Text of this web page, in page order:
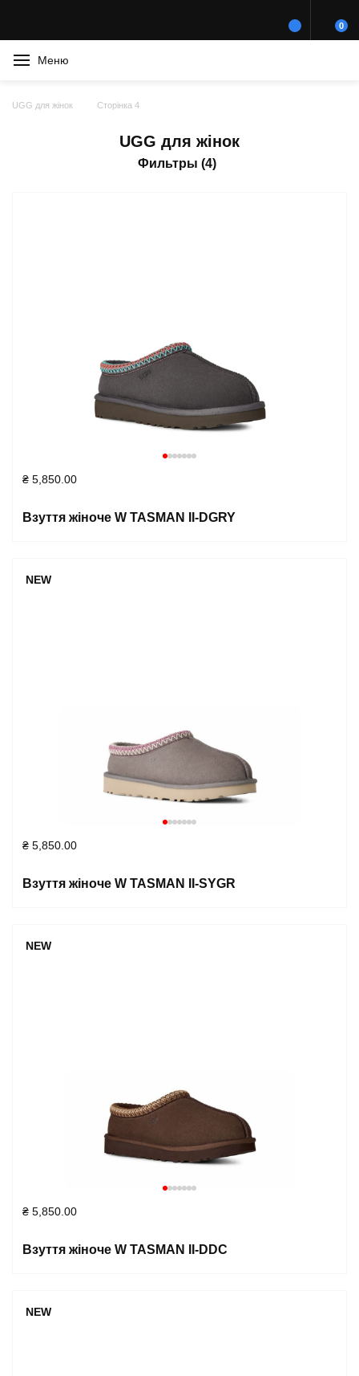
0
Меню
UGG для жінок Сторінка 4
UGG для жінок
Фильтры (4)
₴ 5,850.00
Взуття жіноче W TASMAN II-DGRY
NEW
₴ 5,850.00
Взуття жіноче W TASMAN II-SYGR
NEW
₴ 5,850.00
Взуття жіноче W TASMAN II-DDC
NEW